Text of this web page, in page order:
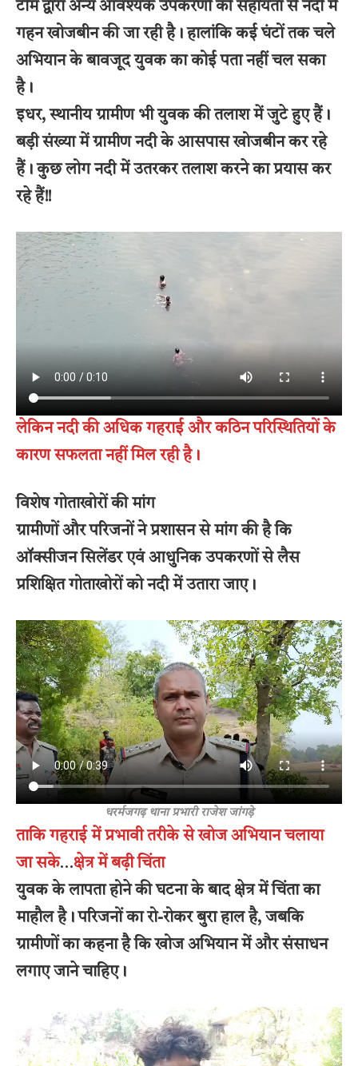
टीम द्वारा अन्य आवश्यक उपकरणों की सहायता से नदी में
गहन खोजबीन की जा रही है। हालांकि कई घंटों तक चले
अभियान के बावजूद युवक का कोई पता नहीं चल सका
है।
इधर, स्थानीय ग्रामीण भी युवक की तलाश में जुटे हुए हैं।
बड़ी संख्या में ग्रामीण नदी के आसपास खोजबीन कर रहे
हैं। कुछ लोग नदी में उतरकर तलाश करने का प्रयास कर
रहे हैं!!
लेकिन नदी की अधिक गहराई और कठिन परिस्थितियों के
कारण सफलता नहीं मिल रही है।
विशेष गोताखोरों की मांग
ग्रामीणों और परिजनों ने प्रशासन से मांग की है कि
ऑक्सीजन सिलेंडर एवं आधुनिक उपकरणों से लैस
प्रशिक्षित गोताखोरों को नदी में उतारा जाए।
धरर्मजगढ़ थाना प्रभारी राजेश जांगड़े
ताकि गहराई में प्रभावी तरीके से खोज अभियान चलाया
जा सके…क्षेत्र में बढ़ी चिंता
युवक के लापता होने की घटना के बाद क्षेत्र में चिंता का
माहौल है। परिजनों का रो-रोकर बुरा हाल है, जबकि
ग्रामीणों का कहना है कि खोज अभियान में और संसाधन
लगाए जाने चाहिए।